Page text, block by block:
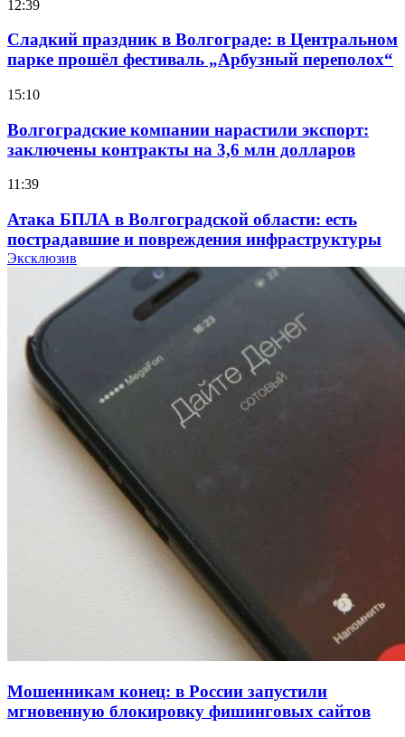
12:39
Сладкий праздник в Волгограде: в Центральном
парке прошёл фестиваль „Арбузный переполох“
15:10
Волгоградские компании нарастили экспорт:
заключены контракты на 3,6 млн долларов
11:39
Атака БПЛА в Волгоградской области: есть
пострадавшие и повреждения инфраструктуры
Волгоградские вузы в топе зарплатного
рейтинга: ВолгГТУ и ВолгГМУ вошли в топ‑15
для химической отрасли и фармацевтики
18:39
В Красноармейском районе Волгограда стартует
конкурс на ремонт моста через Волго‑Донской
судоходный канал
Фестиваль #ТриЧетыре в Волгограде пройдёт
11–13 сентября в рамках Года единства народов
Эксклюзив
Мошенникам конец: в России запустили
мгновенную блокировку фишинговых сайтов